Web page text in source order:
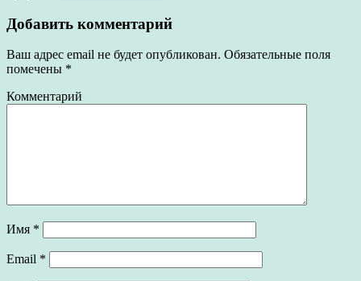
Добавить комментарий
Ваш адрес email не будет опубликован. Обязательные поля
помечены *
Комментарий
Имя *
Email *